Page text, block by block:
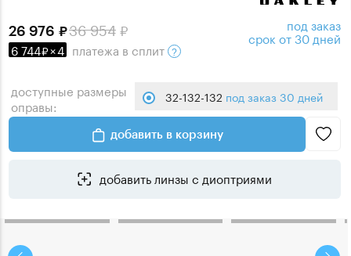
36 954
26 976
6 744 ×4 платежа в сплит
под заказ
срок от 30 дней
доступные размеры
оправы:
32-132-132 под заказ 30 дней
добавить в корзину
добавить линзы с диоптриями